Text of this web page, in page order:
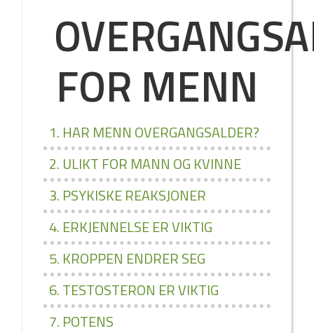
FOR MENN
1. HAR MENN OVERGANGSALDER?
2. ULIKT FOR MANN OG KVINNE
3. PSYKISKE REAKSJONER
4. ERKJENNELSE ER VIKTIG
5. KROPPEN ENDRER SEG
6. TESTOSTERON ER VIKTIG
7. POTENS